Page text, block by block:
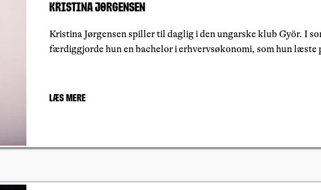
Kristina Jørgensen
Kristina Jørgensen spiller til daglig i den ungarske klub Györ. I
færdiggjorde hun en bachelor i erhvervsøkonomi, som hun læste
Læs mere